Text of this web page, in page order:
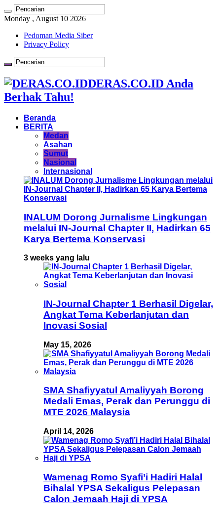
Monday , August 10 2026
Pedoman Media Siber
Privacy Policy
DERAS.CO.ID Anda
Berhak Tahu!
Beranda
BERITA
Medan
Asahan
Sumut
Nasional
Internasional
INALUM Dorong Jurnalisme Lingkungan
melalui IN-Journal Chapter II, Hadirkan 65
Karya Bertema Konservasi
3 weeks yang lalu
IN-Journal Chapter 1 Berhasil Digelar,
Angkat Tema Keberlanjutan dan
Inovasi Sosial
May 15, 2026
SMA Shafiyyatul Amaliyyah Borong
Medali Emas, Perak dan Perunggu di
MTE 2026 Malaysia
April 14, 2026
Wamenag Romo Syafi’i Hadiri Halal
Bihalal YPSA Sekaligus Pelepasan
Calon Jemaah Haji di YPSA